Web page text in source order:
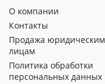
О компании
Контакты
Продажа юридическим
лицам
Политика обработки
персональных данных